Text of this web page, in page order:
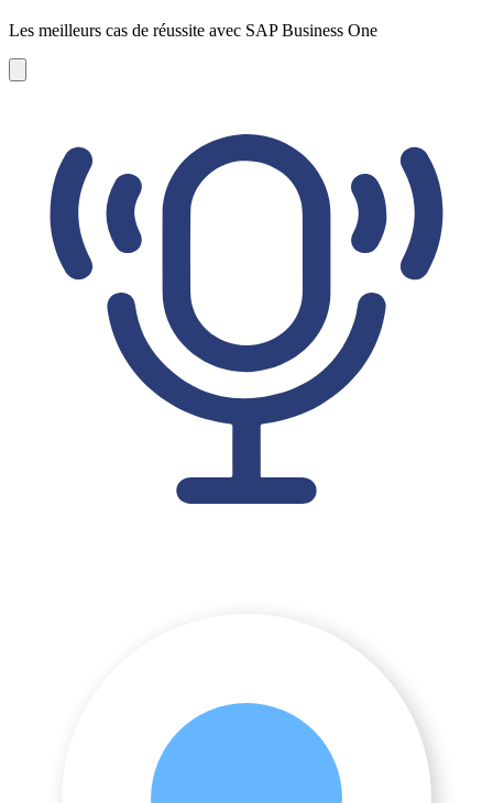
Les meilleurs cas de réussite avec SAP Business One